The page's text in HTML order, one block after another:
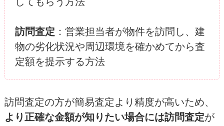
訪問査定 ：営業担当者が物件を訪問し、建
物の劣化状況や周辺環境を確かめてから査
定額を提示する方法
訪問査定の方が簡易査定より精度が高いため、
より正確な金額が知りたい場合には訪問査定が